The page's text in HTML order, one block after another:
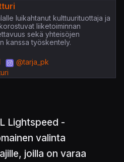
luikahtanut kulttuurituottaja ja
liiketoiminnan
sekä yhteisöjen
kanssa työskentely.
@tarja_pk
Lightspeed -
valinta
joilla on varaa